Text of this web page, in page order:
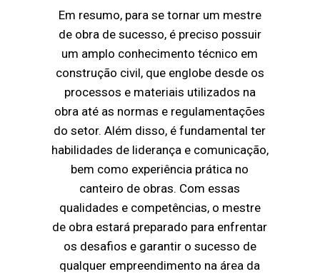
Em resumo, para se tornar um mestre
de obra de sucesso, é preciso possuir
um amplo conhecimento técnico em
construção civil, que englobe desde os
processos e materiais utilizados na
obra até as normas e regulamentações
do setor. Além disso, é fundamental ter
habilidades de liderança e comunicação,
bem como experiência prática no
canteiro de obras. Com essas
qualidades e competências, o mestre
de obra estará preparado para enfrentar
os desafios e garantir o sucesso de
qualquer empreendimento na área da